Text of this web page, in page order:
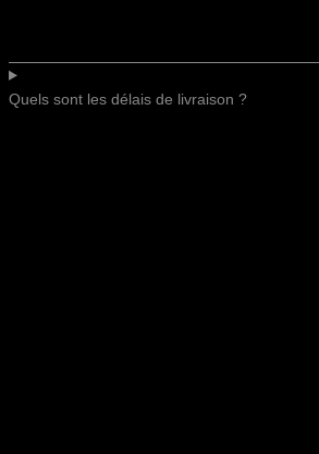
Quels sont les délais de livraison ?